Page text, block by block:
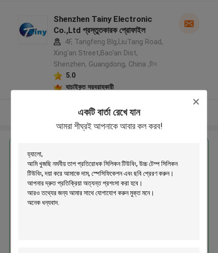
একটি বার্তা রেখে যান
আমরা শীঘ্রই আপনাকে আবার কল করব!
Shenzhen Tainy Electronic
Co.,Ltd প্রস্তুতকারক প্রোফাইল
4F, Tangfeng Blg,LiuTang Road,
Xing'an Street,Bao'an Dist,
Shenzhen, Guangdong, China ,চীন
5.0
যাচাইকৃত সরবরাহকারী
আরো দেখুন
নমনীয় তাপ প্রতিরোধক সিলিকন টিউবিং, উচ্চ
টেম্প সিলিকন টিউবিং